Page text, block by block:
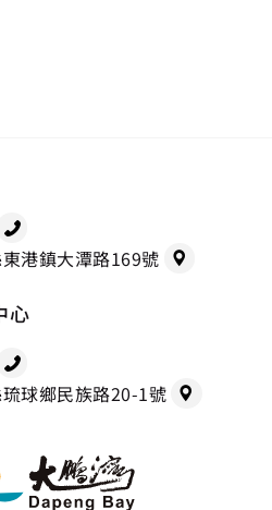
港鎮大潭路169號
心
球鄉民族路20-1號